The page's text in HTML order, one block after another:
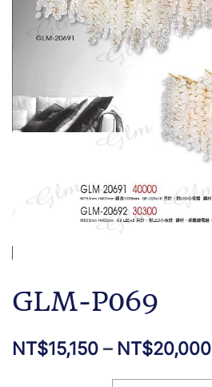
GLM-P069
NT$15,150 – NT$20,000